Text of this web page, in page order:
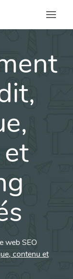
web SEO
contenu et